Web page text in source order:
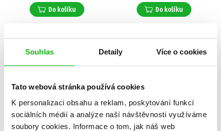
Souhlas Detaily Více o cookies
Tato webová stránka používá cookies
K personalizaci obsahu a reklam, poskytování funkcí
sociálních médií a analýze naší návštěvnosti využíváme
soubory cookies. Informace o tom, jak náš web
Do košíku Do košíku